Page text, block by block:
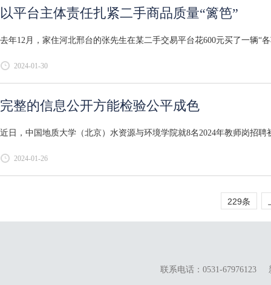
以平台主体责任扎紧二手商品质量“篱笆”
去年12月，家住河北邢台的张先生在某二手交易平台花600元买了一辆
2024-01-30
完整的信息公开方能检验公平成色
近日，中国地质大学（北京）水资源与环境学院就8名2024年教师岗招
2024-01-26
229条
联系电话：0531-67976123